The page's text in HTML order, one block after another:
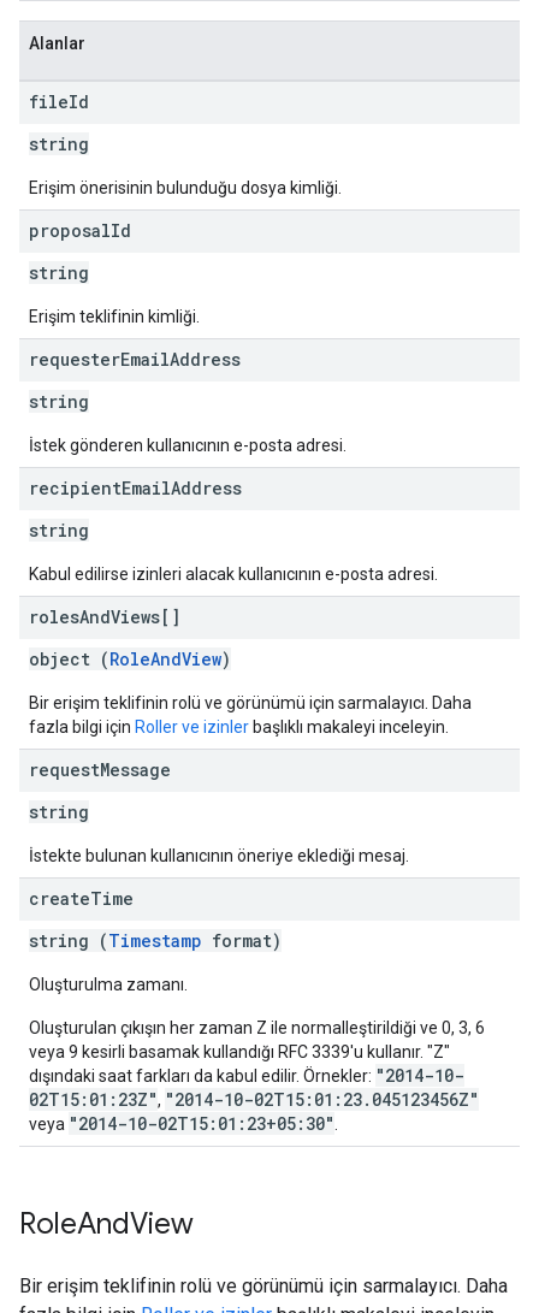
Alanlar
fileId
string
Erişim önerisinin bulunduğu dosya kimliği.
proposalId
string
Erişim teklifinin kimliği.
requesterEmailAddress
string
İstek gönderen kullanıcının e-posta adresi.
recipientEmailAddress
string
Kabul edilirse izinleri alacak kullanıcının e-posta adresi.
rolesAndViews[]
object (RoleAndView)
Bir erişim teklifinin rolü ve görünümü için sarmalayıcı. Daha
fazla bilgi için Roller ve izinler başlıklı makaleyi inceleyin.
requestMessage
string
İstekte bulunan kullanıcının öneriye eklediği mesaj.
createTime
string (Timestamp format)
Oluşturulma zamanı.
Oluşturulan çıkışın her zaman Z ile normalleştirildiği ve 0, 3, 6
veya 9 kesirli basamak kullandığı RFC 3339'u kullanır. "Z"
dışındaki saat farkları da kabul edilir. Örnekler: "2014-10-
02T15:01:23Z", "2014-10-02T15:01:23.045123456Z"
veya "2014-10-02T15:01:23+05:30"
RoleAndView
Bir erişim teklifinin rolü ve görünümü için sarmalayıcı. Daha